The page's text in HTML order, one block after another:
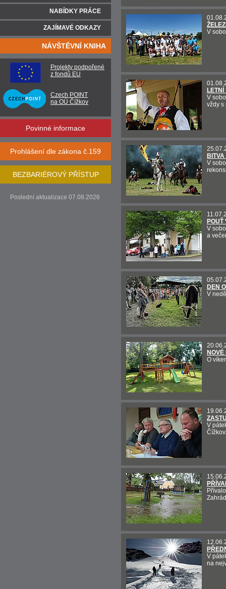
V
V
vždy s
V
POUŤ
V
a
DEN
V
O
V
Čížkov.
V
na
NABÍDKY PRÁCE
ZAJÍMAVÉ ODKAZY
NÁVŠTĚVNÍ KNIHA
Projekty podpořené
z fondů EU
Czech POINT
na OÚ Čížkov
Povinné informace
Prohlášení dle zákona č.159
BEZBARIÉROVÝ PŘÍSTUP
Poslední aktualizace 07.08.2026